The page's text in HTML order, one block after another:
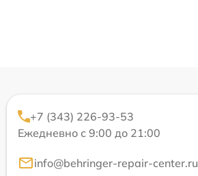
+7 (343) 226-93-53
Ежедневно с 9:00 до 21:00
info@behringer-repair-center.ru